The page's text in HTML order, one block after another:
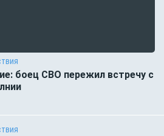
боец СВО пережил встречу с